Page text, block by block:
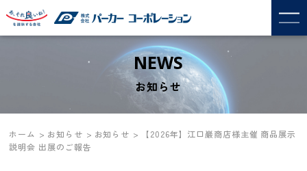
NEWS
お知らせ
ホーム お知らせ お知らせ
【2026年】江口巖商店様主催 商品展示
説明会 出展のご報告